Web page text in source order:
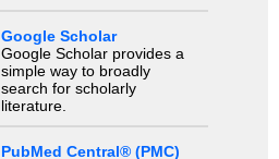
Google Scholar
Google Scholar provides a
simple way to broadly
search for scholarly
literature.
PubMed Central® (PMC)